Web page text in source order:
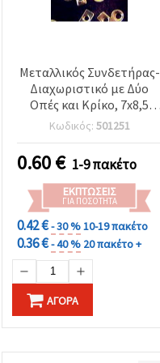
Μεταλλικός Συνδετήρας-
Διαχωριστικό με Δύο
Οπές και Κρίκο, 7x8,5
mm, Μικτά Χρώματα, 50
τεμ.
Κωδικός: 501251
0.60€ 1-9 πακέτο
ΕΚΠΤΏΣΕΙΣ
ΓΙΑ ΠΟΣΌΤΗΤΑ
0.42 €- 30 %10-19 πακέτο
0.36 €- 40 % 20 πακέτο +
ΑΓΟΡΆ